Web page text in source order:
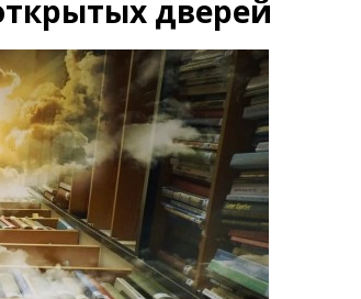
дверей